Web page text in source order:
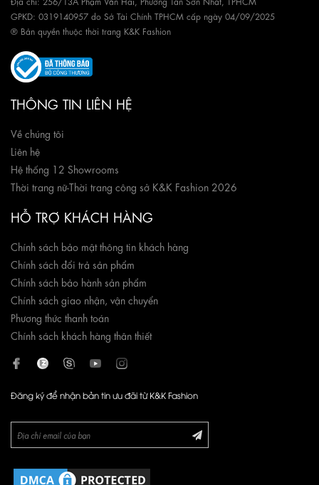
GPKD: 0319140957 do Sở Tài Chính TPHCM cấp ngày 04/09/2025
® Bản quyền thuộc thời trang K&K Fashion
THÔNG TIN LIÊN HỆ
Về chúng tôi
Liên hệ
Hệ thống 12 Showrooms
Thời trang nữ-Thời trang công sở K&K Fashion 2026
HỖ TRỢ KHÁCH HÀNG
Chính sách bảo mật thông tin khách hàng
Chính sách đổi trả sản phẩm
Chính sách bảo hành sản phẩm
Chính sách giao nhận, vận chuyển
Phương thức thanh toán
Chính sách khách hàng thân thiết
Đăng ký để nhận bản tin ưu đãi từ K&K Fashion